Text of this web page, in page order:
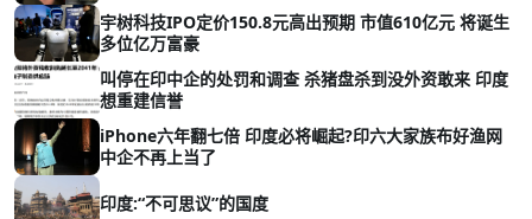
宇树科技IPO定价150.8元高出预期 市值610亿元 将诞生
多位亿万富豪
叫停在印中企的处罚和调查 杀猪盘杀到没外资敢来 印度
想重建信誉
iPhone六年翻七倍 印度必将崛起?印六大家族布好渔网
中企不再上当了
印度:“不可思议”的国度